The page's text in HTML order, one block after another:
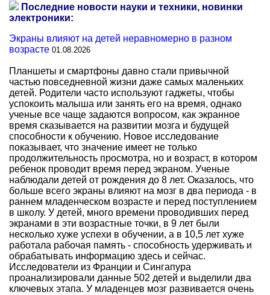
Последние новости науки и техники, новинки
электроники:
Экраны влияют на детей неравномерно в разном
возрасте 01.08.2026
Планшеты и смартфоны давно стали привычной
частью повседневной жизни даже самых маленьких
детей. Родители часто используют гаджеты, чтобы
успокоить малыша или занять его на время, однако
ученые все чаще задаются вопросом, как экранное
время сказывается на развитии мозга и будущей
способности к обучению. Новое исследование
показывает, что значение имеет не только
продолжительность просмотра, но и возраст, в котором
ребенок проводит время перед экраном. Ученые
наблюдали детей от рождения до 8 лет. Оказалось, что
больше всего экраны влияют на мозг в два периода - в
раннем младенческом возрасте и перед поступлением
в школу. У детей, много времени проводивших перед
экранами в эти возрастные точки, в 9 лет были
несколько хуже успехи в обучении, а в 10,5 лет хуже
работала рабочая память - способность удерживать и
обрабатывать информацию здесь и сейчас.
Исследователи из Франции и Сингапура
проанализировали данные 502 детей и выделили два
ключевых этапа. У младенцев мозг развивается очень